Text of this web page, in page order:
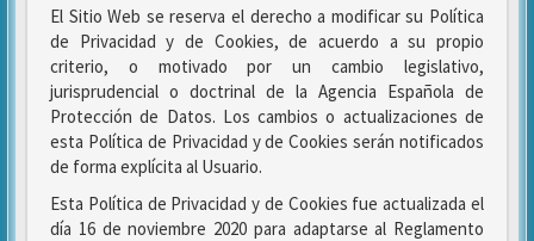
El Sitio Web se reserva el derecho a modificar su Política
de Privacidad y de Cookies, de acuerdo a su propio
criterio, o motivado por un cambio legislativo,
jurisprudencial o doctrinal de la Agencia Española de
Protección de Datos. Los cambios o actualizaciones de
esta Política de Privacidad y de Cookies serán notificados
de forma explícita al Usuario.
Esta Política de Privacidad y de Cookies fue actualizada el
día 16 de noviembre 2020 para adaptarse al Reglamento